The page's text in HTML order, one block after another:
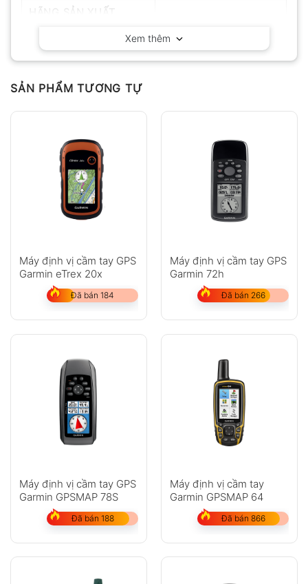
Xem thêm
SẢN PHẨM TƯƠNG TỰ
Máy định vị cầm tay GPS
Garmin eTrex 20x
Đã bán 184
Máy định vị cầm tay GPS
Garmin 72h
Đã bán 266
Máy định vị cầm tay GPS
Garmin GPSMAP 78S
Đã bán 188
Máy định vị cầm tay
Garmin GPSMAP 64
Đã bán 866